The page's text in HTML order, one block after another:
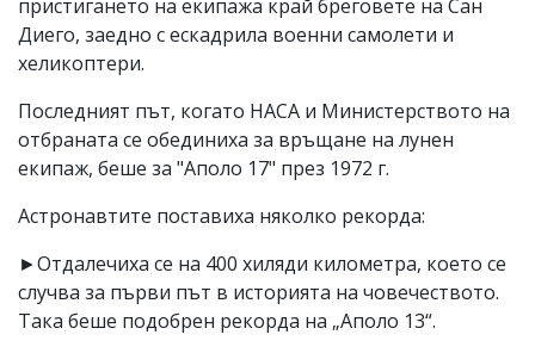
пристигането на екипажа край бреговете на Сан
Диего, заедно с ескадрила военни самолети и
хеликоптери.
Последният път, когато НАСА и Министерството на
отбраната се обединиха за връщане на лунен
екипаж, беше за "Аполо 17" през 1972 г.
Астронавтите поставиха няколко рекорда:
►Отдалечиха се на 400 хиляди километра, което се
случва за първи път в историята на човечеството.
Така беше подобрен рекорда на „Аполо 13“.